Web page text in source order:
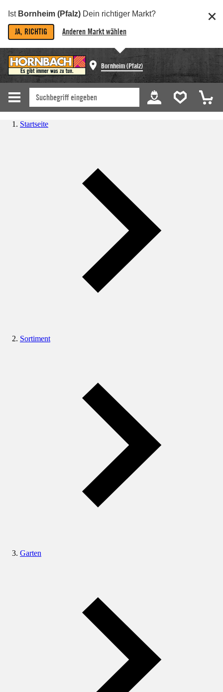
Ist Bornheim (Pfalz) Dein richtiger Markt?
JA, RICHTIG Anderen Markt wählen
Bornheim (Pfalz)
Startseite
Sortiment
Garten